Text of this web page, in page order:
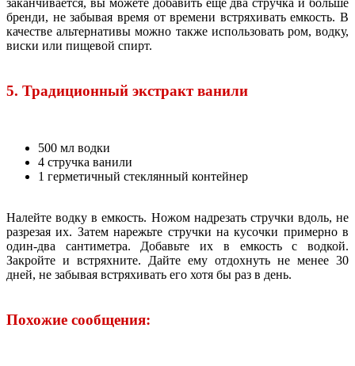
заканчивается, вы можете добавить еще два стручка и больше
бренди, не забывая время от времени встряхивать емкость. В
качестве альтернативы можно также использовать ром, водку,
виски или пищевой спирт.
5. Традиционный экстракт ванили
500 мл водки
4 стручка ванили
1 герметичный стеклянный контейнер
Налейте водку в емкость. Ножом надрезать стручки вдоль, не
разрезая их. Затем нарежьте стручки на кусочки примерно в
один-два сантиметра. Добавьте их в емкость с водкой.
Закройте и встряхните. Дайте ему отдохнуть не менее 30
дней, не забывая встряхивать его хотя бы раз в день.
Похожие сообщения: